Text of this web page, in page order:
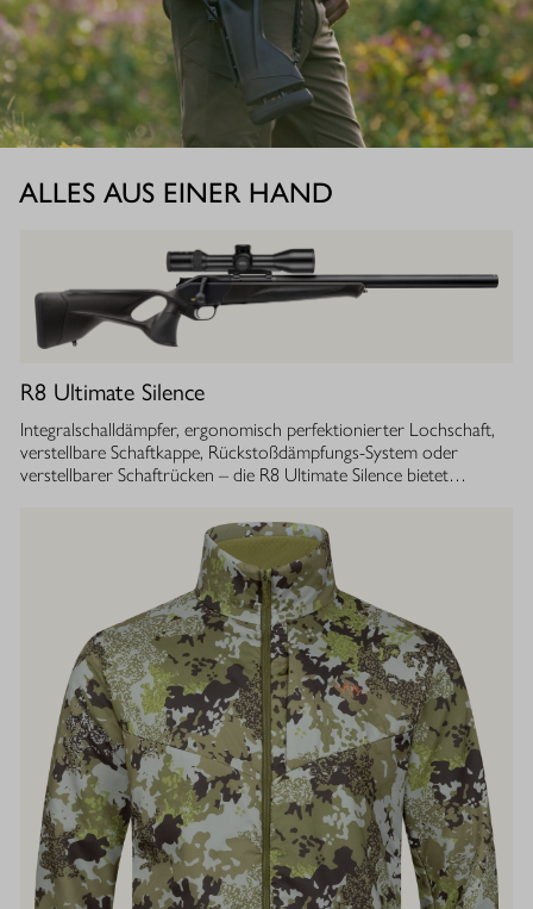
ALLES AUS EINER HAND
R8 Ultimate Silence
Integralschalldämpfer, ergonomisch perfektionierter Lochschaft,
verstellbare Schaftkappe, Rückstoßdämpfungs-System oder
verstellbarer Schaftrücken – die R8 Ultimate Silence bietet
auf die eigenen Bedürfnisse abstimmen und tragen aktiv zum
besseren Treffen bei. Gleichzeitig ist ihre Konstruktion ganzheitlich
auf den Schutz des Gehörs von Jäger und Hund abgestimmt.
Immer, bei jedem Schuss. Dafür sorgt der Blaser
Integralschalldämpfer. Dank gleichmäßig über den gesamten Lauf
verteilter Masse, bietet die R8 Ultimate Silence die erstklassige
Balance und Führigkeit, die jedes R8 Modell auszeichnet. Die ­
Außenkontur von Lauf- und Schalldämpfermantel ist in
stufenlosem Bull-Barrel-Design gestaltet, das ihr sowohl ein
geringes Gewicht als auch ein ausgesprochen attraktives
Gesamtbild verleiht.